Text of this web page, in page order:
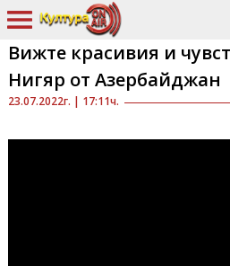
23.07.2022г. | 17:11ч.
Вижте красивия и
Нигяр от Азербайджан